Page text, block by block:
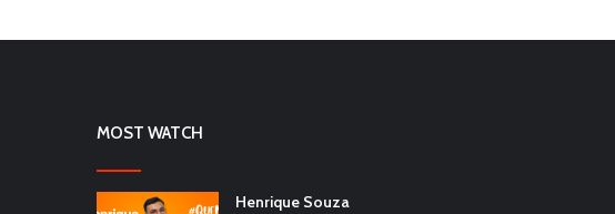
MOST WATCH
Henrique Souza